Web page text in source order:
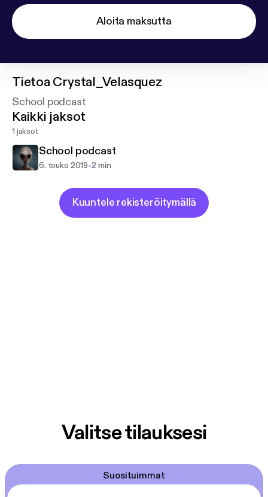
Aloita maksutta
Tietoa Crystal_Velasquez
School podcast
Kaikki jaksot
1 jaksot
School podcast
6. touko 2019-2 min
Kuuntele rekisteröitymällä
Valitse tilauksesi
Suosituimmat